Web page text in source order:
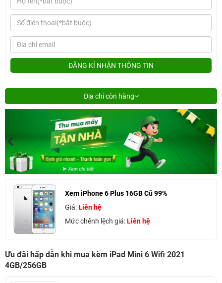
ĐĂNG KÍ NHẬN THÔNG TIN
Địa chỉ còn hàng
Xem iPhone 6 Plus 16GB Cũ 99%
Giá:Liên hệ
Mức chênh lệch giá:Liên hệ
Ưu đãi hấp dẫn khi mua kèm iPad Mini 6 Wifi 2021
4GB/256GB